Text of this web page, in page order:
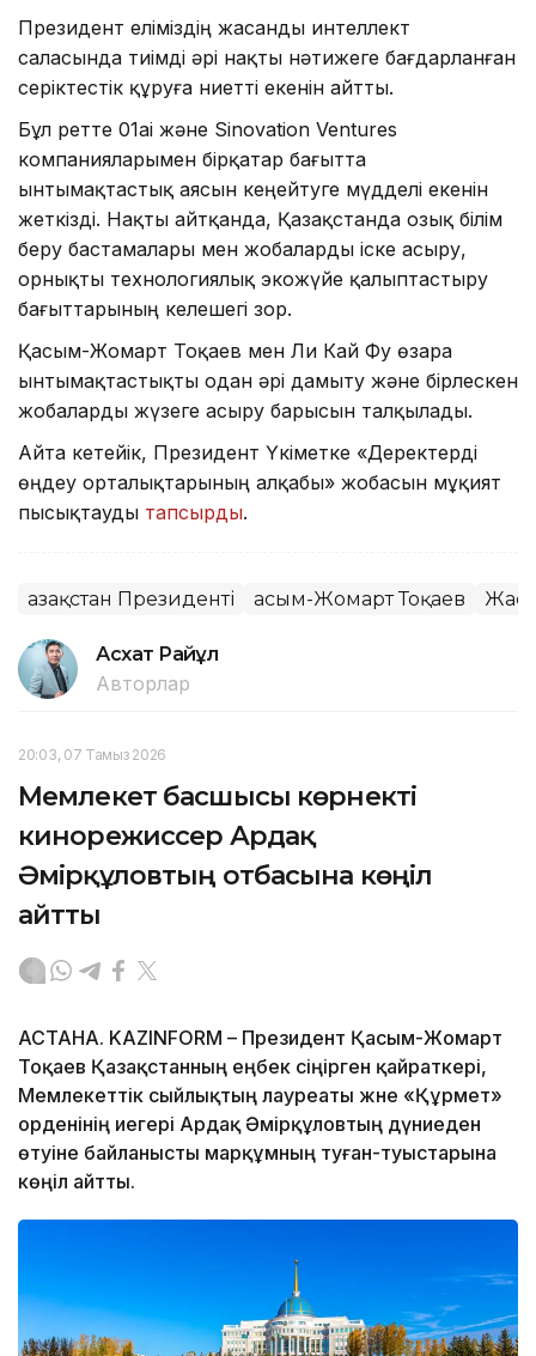
Президент еліміздің жасанды интеллект
саласында тиімді әрі нақты нәтижеге бағдарланған
серіктестік құруға ниетті екенін айтты.
Бұл ретте 01ai және Sinovation Ventures
компанияларымен бірқатар бағытта
ынтымақтастық аясын кеңейтуге мүдделі екенін
жеткізді. Нақты айтқанда, Қазақстанда озық білім
беру бастамалары мен жобаларды іске асыру,
орнықты технологиялық экожүйе қалыптастыру
бағыттарының келешегі зор.
Қасым-Жомарт Тоқаев мен Ли Кай Фу өзара
ынтымақтастықты одан әрі дамыту және бірлескен
жобаларды жүзеге асыру барысын талқылады.
Айта кетейік, Президент Үкіметке «Деректерді
өңдеу орталықтарының алқабы» жобасын мұқият
пысықтауды тапсырды.
Қазақстан Президенті Қасым-Жомарт Тоқаев
Асхат Райқұл
Авторлар
20:03, 07 Тамыз 2026
Мемлекет басшысы көрнекті
кинорежиссер Ардақ
Әмірқұловтың отбасына көңіл
айтты
АСТАНА. KAZINFORM – Президент Қасым-Жомарт
Тоқаев Қазақстанның еңбек сіңірген қайраткері,
Мемлекеттік сыйлықтың лауреаты және «Құрмет»
орденінің иегері Ардақ Әмірқұловтың дүниеден
өтуіне байланысты марқұмның туған-туыстарына
көңіл айтты.